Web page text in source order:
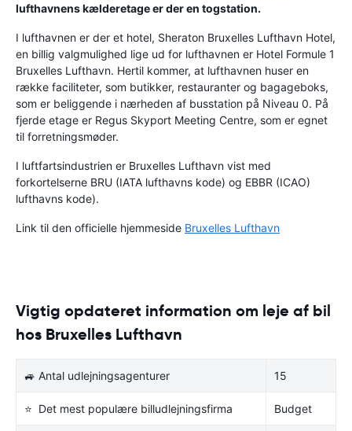
lufthavnens kælderetage er der en togstation.
I lufthavnen er der et hotel, Sheraton Bruxelles Lufthavn Hotel,
en billig valgmulighed lige ud for lufthavnen er Hotel Formule 1
Bruxelles Lufthavn. Hertil kommer, at lufthavnen huser en
række faciliteter, som butikker, restauranter og bagageboks,
som er beliggende i nærheden af busstation på Niveau 0. På
fjerde etage er Regus Skyport Meeting Centre, som er egnet
til forretningsmøder.
I luftfartsindustrien er Bruxelles Lufthavn vist med
forkortelserne BRU (IATA lufthavns kode) og EBBR (ICAO)
lufthavns kode).
Link til den officielle hjemmeside Bruxelles Lufthavn
Vigtig opdateret information om leje af bil
hos Bruxelles Lufthavn
🚙 Antal udlejningsagenturer 15
⭐ Det mest populære billudlejningsfirma Budget